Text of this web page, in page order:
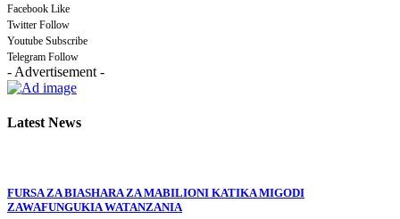
Facebook Like
Twitter Follow
Youtube Subscribe
Telegram Follow
- Advertisement -
Latest News
FURSA ZA BIASHARA ZA MABILIONI KATIKA MIGODI
ZAWAFUNGUKIA WATANZANIA